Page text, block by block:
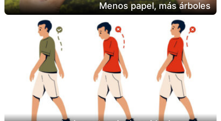
Menos papel, más árboles